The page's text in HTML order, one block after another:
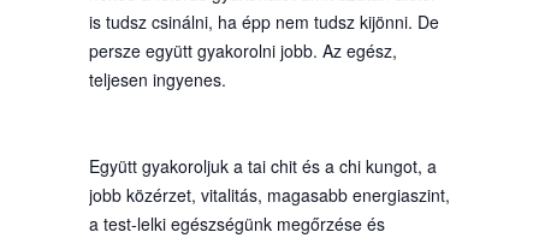
is tudsz csinálni, ha épp nem tudsz kijönni. De
persze együtt gyakorolni jobb. Az egész,
teljesen ingyenes.
Együtt gyakoroljuk a tai chit és a chi kungot, a
jobb közérzet, vitalitás, magasabb energiaszint,
a test-lelki egészségünk megőrzése és